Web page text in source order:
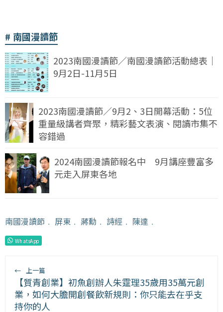
南國漫讀節
2023南國漫讀節／南國漫讀節活動總表｜
9月2日-11月5日
2023南國漫讀節／9月2、3日開幕活動：5位
重量級講者齊聚，精彩藝文表演、閱讀市集不
容錯過
2024南國漫讀節報名中 9月講座豐富多
元走入屏東各地
南國漫讀節 ﹒ 屏東 ﹒ 蔣勳 ﹒ 詩經 ﹒ 陳達 ﹒
WhatsApp
← 上一篇
【質青創業】初魚創辦人朱𩃀理35歲用35萬元創
業，如何大膽開創餐飲新規則：你只能去在乎支
持你的人